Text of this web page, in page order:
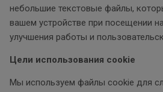
небольшие текстовые файлы,
вашем устройстве при посещении
улучшения работы и
Цели использования cookie
Мы используем файлы cookie для